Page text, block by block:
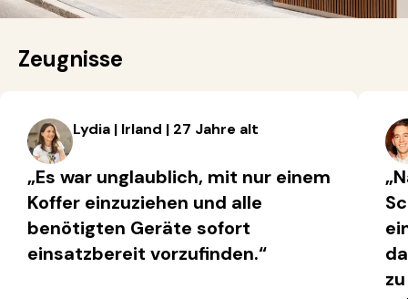
Zeugnisse
Lydia | Irland | 27 Jahre alt
„Es war unglaublich, mit nur einem
Koffer einzuziehen und alle
benötigten Geräte sofort
einsatzbereit vorzufinden.“